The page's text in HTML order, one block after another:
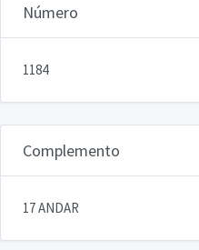
Número
1184
Complemento
17 ANDAR